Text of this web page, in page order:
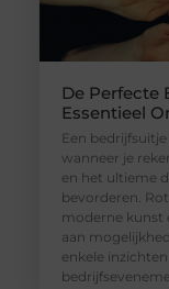
De Perfecte
Essentieel
Een
wanneer je
en het ultieme
bevorderen.
moderne kunst
aan
enkele